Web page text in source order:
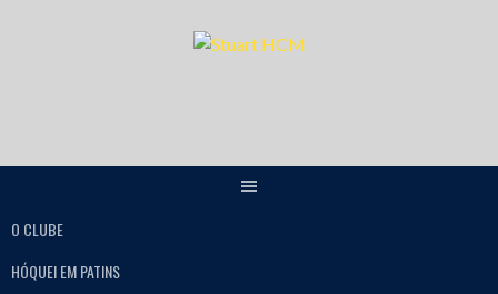
O CLUBE
HÓQUEI EM PATINS